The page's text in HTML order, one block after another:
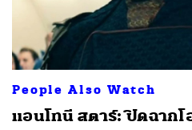
People Also Watch
แอนโทนี สตาร์: ปิดฉากโ